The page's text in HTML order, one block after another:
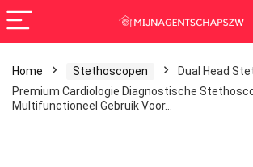
Home Stethoscopen
Dual Head
Premium Cardiologie Diagnostische
Multifunctioneel Gebruik Voor…